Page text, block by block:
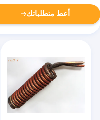
أعط متطلباتك